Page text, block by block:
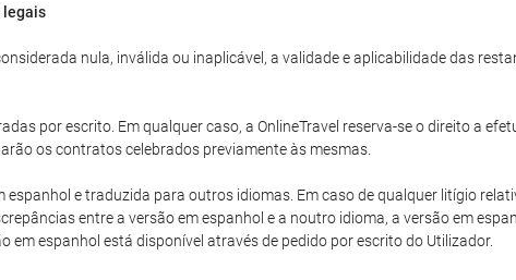
legais
nula, inválida ou inaplicável, a validade e aplicabilidade das
por escrito. Em qualquer caso, a OnlineTravel reserva-se o direito a
os contratos celebrados previamente às mesmas.
e traduzida para outros idiomas. Em caso de qualquer litígio
entre a versão em espanhol e a noutro idioma, a versão em
em espanhol está disponível através de pedido por escrito do Utilizador.